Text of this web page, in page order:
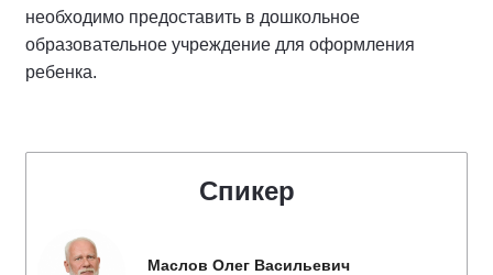
необходимо предоставить в дошкольное
образовательное учреждение для оформления
ребенка.
Спикер
Маслов Олег Васильевич